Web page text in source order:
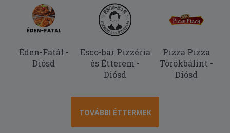
Éden-Fatál -
Diósd
Esco-bar Pizzéria
és Étterem -
Diósd
Pizza Pizza
Törökbálint -
Diósd
TOVÁBBI ÉTTERMEK